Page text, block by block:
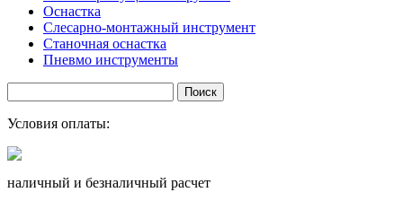
Оснастка
Слесарно-монтажный инструмент
Станочная оснастка
Пневмо инструменты
Условия оплаты:
наличный и безналичный расчет